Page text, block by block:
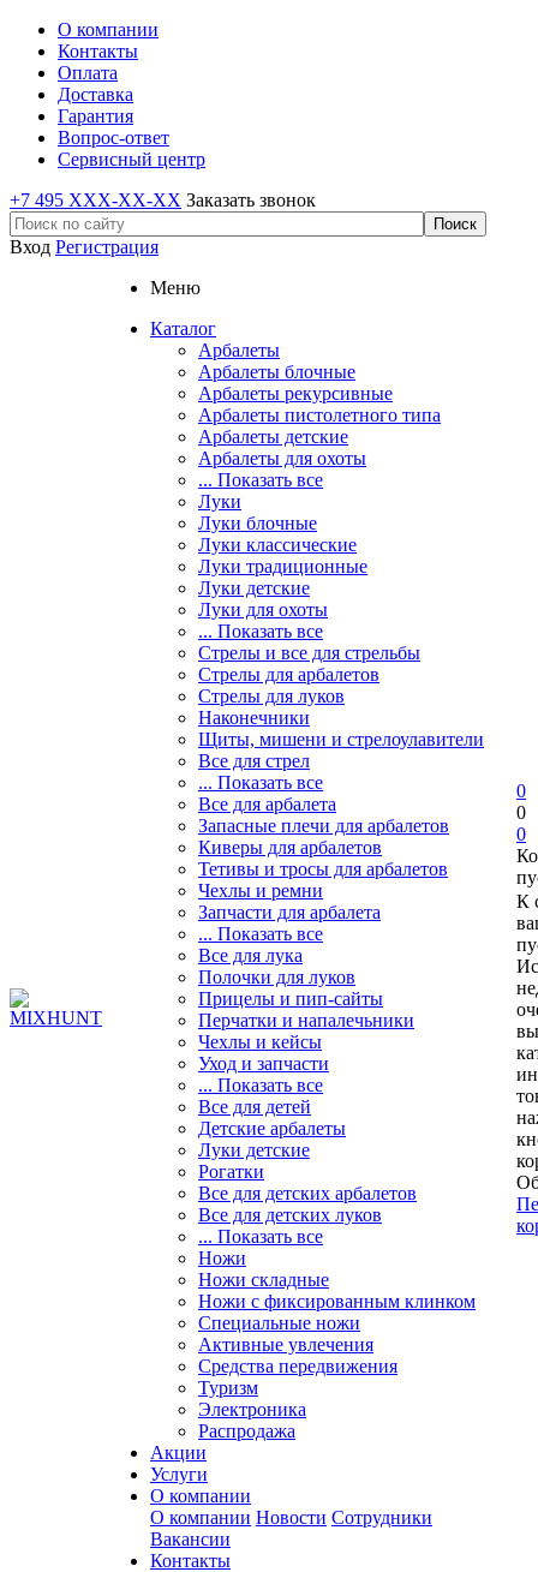
О компании
Контакты
Оплата
Доставка
Гарантия
Вопрос-ответ
Сервисный центр
+7 495 XXX-XX-XX Заказать звонок
Вход Регистрация
Меню
Каталог
Арбалеты
Арбалеты блочные
Арбалеты рекурсивные
Арбалеты пистолетного типа
Арбалеты детские
Арбалеты для охоты
... Показать все
Луки
Луки блочные
Луки классические
Луки традиционные
Луки детские
Луки для охоты
... Показать все
Стрелы и все для стрельбы
Стрелы для арбалетов
Стрелы для луков
Наконечники
Щиты, мишени и стрелоулавители
Все для стрел
... Показать все
Все для арбалета
Запасные плечи для арбалетов
Киверы для арбалетов
Тетивы и тросы для арбалетов
Чехлы и ремни
Запчасти для арбалета
... Показать все
Все для лука
Полочки для луков
Прицелы и пип-сайты
Перчатки и напалечьники
Чехлы и кейсы
Уход и запчасти
... Показать все
Все для детей
Детские арбалеты
Луки детские
Рогатки
Все для детских арбалетов
Все для детских луков
... Показать все
Ножи
Ножи складные
Ножи с фиксированным клинком
Специальные ножи
Активные увлечения
Средства передвижения
Туризм
Электроника
Распродажа
Акции
Услуги
О компании
О компании Новости Сотрудники
Вакансии
Контакты
0
0
0
К